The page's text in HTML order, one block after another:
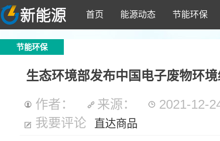
首页 能源动态 节能环保
节能环保
生态环境部发布中国电子废物环
作者：
来源：
2021-12-
我要评论
直达商品